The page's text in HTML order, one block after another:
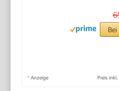
* Anzeige Preis